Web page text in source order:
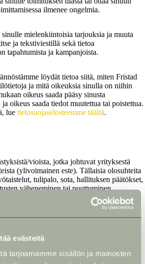
evästeitä
tarjoamamme sisällön ja mainosten
ilmenee ongelmia.
sinulle mielenkiintoisia tarjouksia ja muuta
ja tekstiviestillä sekä tietoa
tapahtumista ja kampanjoista.
löydät tietoa siitä, miten Fristad
ja mitä oikeuksia sinulla on niihin
oikeus saada pääsy sinusta
oikeus saada tiedot muutettua tai poistettua.
lue tietosuojaselosteemme täältä.
vioista, jotka johtuvat yrityksestä
(ylivoimainen este). Tällaisia olosuhteita
tulipalo, sota, hallituksen päätökset,
väheneminen tai puuttuminen.
mahdollisesti aiheutuvista epäsuorista
oteta tuotteisiin/tuotteen
joita asianomainen toimittaja on
joihin emme voi vaikuttaa.